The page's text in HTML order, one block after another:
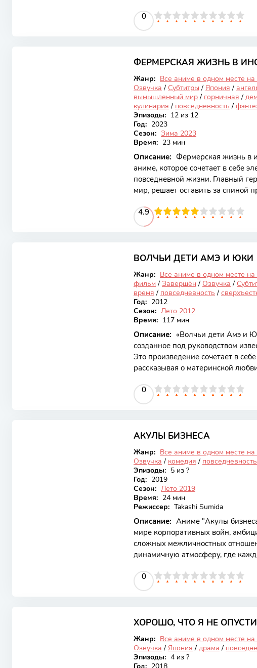
исследовать новые места и
сохраняет атмосферу тепла и
оригинальная серия, и
решают отправиться в новое
0
4 5 6 7 8 9 10
ФЕРМЕРСКАЯ ЖИЗНЬ В
Жанр: Все аниме в одном месте на
Озвучка / Субтитры / Япония /
вымышленный мир / горничная /
кулинария / повседневность /
Эпизоды: 12 из 12
Год: 2023
Сезон: Зима 2023
Время: 23 мин
Описание: Фермерская жизнь в
аниме, которое сочетает в себе
повседневной жизни. Главный
мир, решает оставить за спиной
нуля, выбрав путь фермера. Это
уникальной концепцией,
сюжетными поворотами,
множеством трудностей. Он
4.9
4 5 6 7 8 9 10
ВОЛЧЬИ ДЕТИ АМЭ И ЮКИ
Жанр: Все аниме в одном месте на
фильм / Завершён / Озвучка /
время / повседневность /
Год: 2012
Сезон: Лето 2012
Время: 117 мин
Описание: «Волчьи дети Амэ и
созданное под руководством
Это произведение сочетает в
рассказывая о материнской
места в мире. Специфика
герои — дети, обладающие
добавляет уникальности и
превращаться в волка. После его
0
4 5 6 7 8 9 10
АКУЛЫ БИЗНЕСА
Жанр: Все аниме в одном месте на
Озвучка / комедия / повседневность
Эпизоды: 5 из ?
Год: 2019
Сезон: Лето 2019
Время: 24 мин
Режиссер: Takashi Sumida
Описание: Аниме "Акулы
мире корпоративных войн,
сложных межличностных
динамичную атмосферу, где
решающим, а дружба и
привлекает внимание не только
глубокими персонажами,
талантливых бизнесменов,
0
4 5 6 7 8 9 10
ХОРОШО, ЧТО Я НЕ
Жанр: Все аниме в одном месте на
Озвучка / Япония / драма /
Эпизоды: 4 из ?